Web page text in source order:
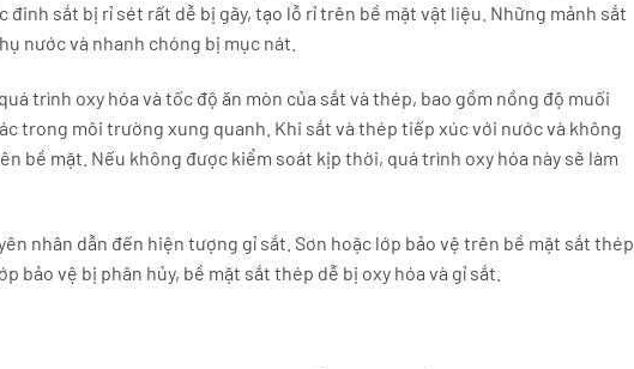
sắt bị rỉ sét rất dễ bị gãy, tạo lỗ rỉ trên bề mặt vật liệu. Những mảnh sắt
nước và nhanh chóng bị mục nát.
trình oxy hóa và tốc độ ăn mòn của sắt và thép, bao gồm nồng độ muối
trong môi trường xung quanh. Khi sắt và thép tiếp xúc với nước và không
bề mặt. Nếu không được kiểm soát kịp thời, quá trình oxy hóa này sẽ làm
nhân dẫn đến hiện tượng gỉ sắt. Sơn hoặc lớp bảo vệ trên bề mặt sắt thép
bảo vệ bị phân hủy, bề mặt sắt thép dễ bị oxy hóa và gỉ sắt.